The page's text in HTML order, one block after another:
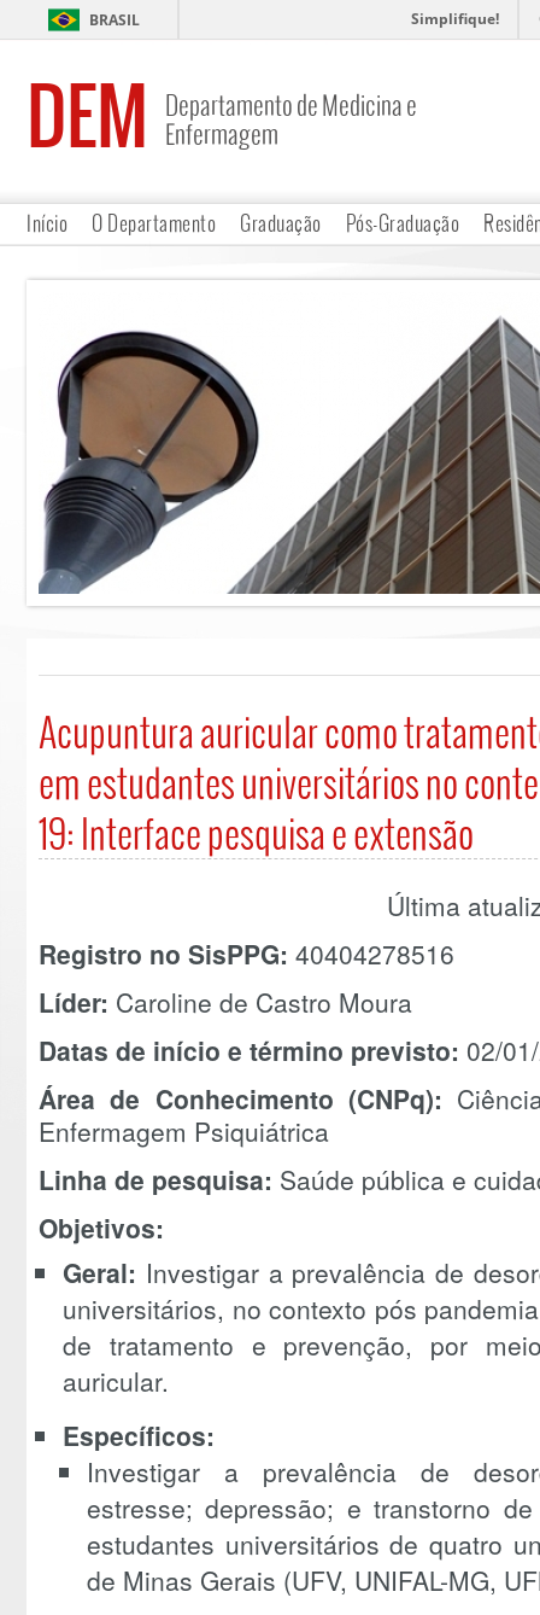
BRASIL Simplifique!
DEM
Departamento de Medicina e
Enfermagem
Início O Departamento Graduação Pós-Graduação
Acupuntura auricular como
em estudantes universitários no
19: Interface pesquisa e extensão
Última
Registro no SisPPG: 40404278516
Líder: Caroline de Castro Moura
Datas de início e término previsto: 02/
Área de Conhecimento (CNPq):
Enfermagem Psiquiátrica
Linha de pesquisa: Saúde pública e
Objetivos:
Geral: Investigar a prevalência de
universitários, no contexto pós
de tratamento e prevenção, por
auricular.
Específicos:
Investigar a prevalência de
estresse; depressão; e transtorno
estudantes universitários de quatro
de Minas Gerais (UFV, UNIFAL-MG,